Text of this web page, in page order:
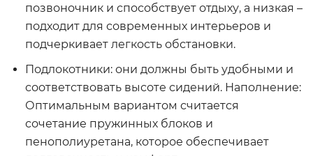
позвоночник и способствует отдыху, а низкая –
подходит для современных интерьеров и
подчеркивает легкость обстановки.
Подлокотники: они должны быть удобными и
соответствовать высоте сидений. Наполнение:
Оптимальным вариантом считается
сочетание пружинных блоков и
пенополиуретана, которое обеспечивает